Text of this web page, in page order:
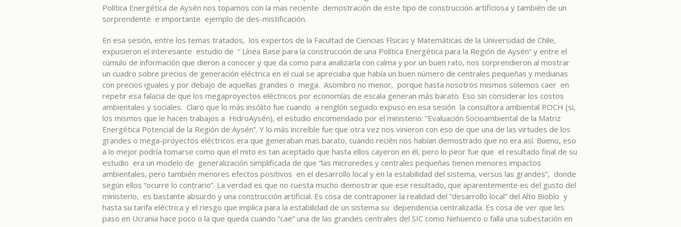
Política Energética de Aysén nos topamos con la mas reciente demostración de este tipo de construcción artificiosa y también de un
sorprendente e importante ejemplo de des-mistificación.
En esa sesión, entre los temas tratados, los expertos de la Facultad de Ciencias Físicas y Matemáticas de la Universidad de Chile,
expusieron el interesante estudio de “ Línea Base para la construcción de una Política Energética para la Región de Aysén” y entre el
cúmulo de información que dieron a conocer y que da como para analizarla con calma y por un buen rato, nos sorprendieron al mostrar
un cuadro sobre precios de generación eléctrica en el cual se apreciaba que había un buen número de centrales pequeñas y medianas
con precios iguales y por debajo de aquellas grandes o mega. Asombro no menor, porque hasta nosotros mismos solemos caer en
repetir esa falacia de que los megaproyectos eléctricos por economías de escala generan más barato. Eso sin considerar los costos
ambientales y sociales. Claro que lo más insólito fue cuando a renglón seguido expuso en esa sesión la consultora ambiental POCH (si,
los mismos que le hacen trabajos a HidroAysén), el estudio encomendado por el ministerio: “Evaluación Socioambiental de la Matriz
Energética Potencial de la Región de Aysén”. Y lo más increíble fue que otra vez nos vinieron con eso de que una de las virtudes de los
grandes o mega-proyectos eléctricos era que generaban mas barato, cuando recién nos habían demostrado que no era así. Bueno, eso
a lo mejor podría tomarse como que el mito es tan aceptado que hasta ellos cayeron en él, pero lo peor fue que el resultado final de su
estudio era un modelo de generalización simplificada de que “las microredes y centrales pequeñas tienen menores impactos
ambientales, pero también menores efectos positivos en el desarrollo local y en la estabilidad del sistema, versus las grandes”, donde
según ellos “ocurre lo contrario”. La verdad es que no cuesta mucho demostrar que ese resultado, que aparentemente es del gusto del
ministerio, es bastante absurdo y una construcción artificial. Es cosa de contraponer la realidad del “desarrollo local” del Alto Biobío y
hasta su tarifa eléctrica y el riesgo que implica para la estabilidad de un sistema su dependencia centralizada. Es cosa de ver que les
paso en Ucrania hace poco o la que queda cuando “cae” una de las grandes centrales del SIC como Nehuenco o falla una subestación en